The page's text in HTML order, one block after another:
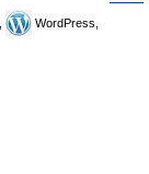
WordPress,